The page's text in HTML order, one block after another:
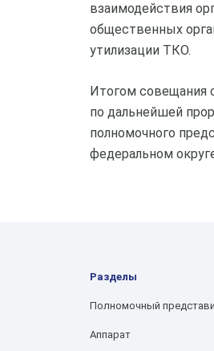
взаимодействия
общественных
утилизации ТКО.
Итогом совещания
по дальнейшей
полномочного
федеральном
Разделы
Полномочный
Аппарат